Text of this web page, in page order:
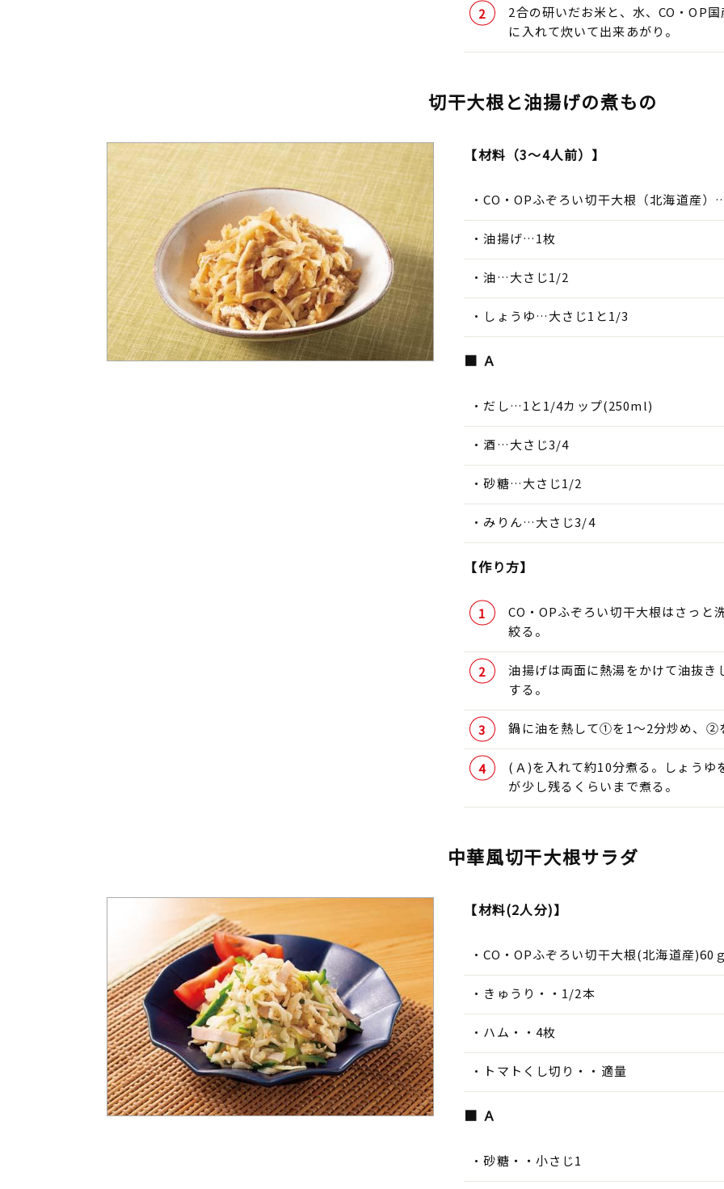
2合の研いだお米と、水、CO・OP
に入れて炊いて出来あがり。
切干大根と油揚げの煮もの
【材料（3～4人前）】
CO・OPふぞろい切干大根（北海道産
油揚げ…1枚
油…大さじ1/2
しょうゆ…大さじ1と1/3
■ Ａ
だし…1と1/4カップ(250ml)
酒…大さじ3/4
砂糖…大さじ1/2
みりん…大さじ3/4
【作り方】
CO・OPふぞろい切干大根はさっと
絞る。
油揚げは両面に熱湯をかけて油抜
する。
鍋に油を熱して①を1～2分炒め、②
(Ａ)を入れて約10分煮る。しょうゆ
が少し残るくらいまで煮る。
中華風切干大根サラダ
【材料(2人分)】
CO・OPふぞろい切干大根(北海道産)60
きゅうり・・1/2本
ハム・・4枚
トマトくし切り・・適量
■ Ａ
砂糖・・小さじ1